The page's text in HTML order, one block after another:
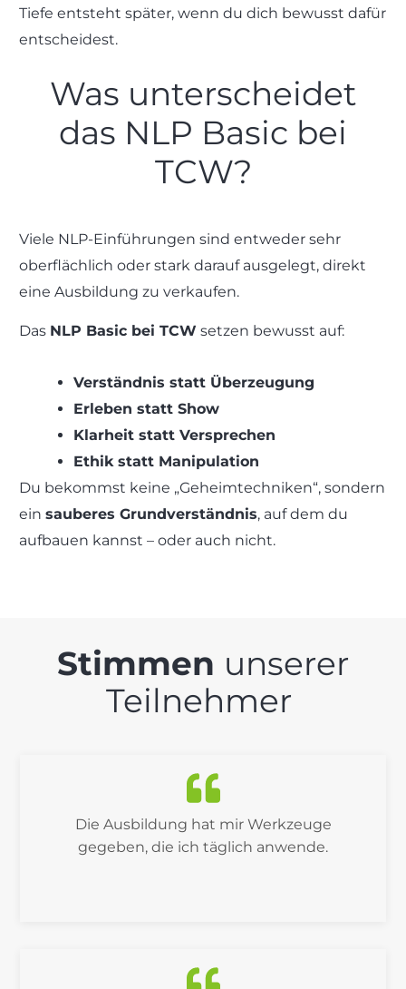
Tiefe entsteht später, wenn du dich bewusst dafür
entscheidest.
Was unterscheidet
das NLP Basic bei
TCW?
Viele NLP-Einführungen sind entweder sehr
oberflächlich oder stark darauf ausgelegt, direkt
eine Ausbildung zu verkaufen.
Das NLP Basic bei TCW setzen bewusst auf:
Verständnis statt Überzeugung
Erleben statt Show
Klarheit statt Versprechen
Ethik statt Manipulation
Du bekommst keine „Geheimtechniken“, sondern
ein sauberes Grundverständnis, auf dem du
aufbauen kannst – oder auch nicht.
Stimmen unserer
Teilnehmer
Die Ausbildung hat mir Werkzeuge
gegeben, die ich täglich anwende.